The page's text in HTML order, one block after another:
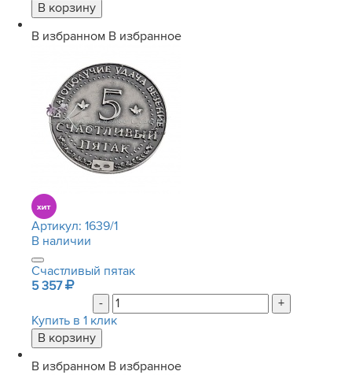
В избранном В избранное
Артикул: 1639/1
В наличии
Счастливый пятак
5 357
-
+
Купить в 1 клик
В избранном В избранное